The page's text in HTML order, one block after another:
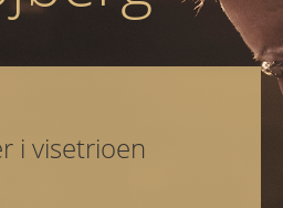
i visetrioen